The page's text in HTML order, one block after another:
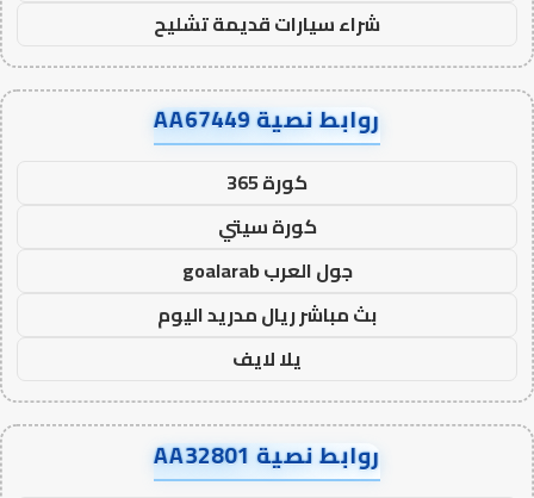
شراء سيارات قديمة تشليح
روابط نصية AA67449
كورة 365
كورة سيتي
جول العرب goalarab
بث مباشر ريال مدريد اليوم
يلا لايف
روابط نصية AA32801